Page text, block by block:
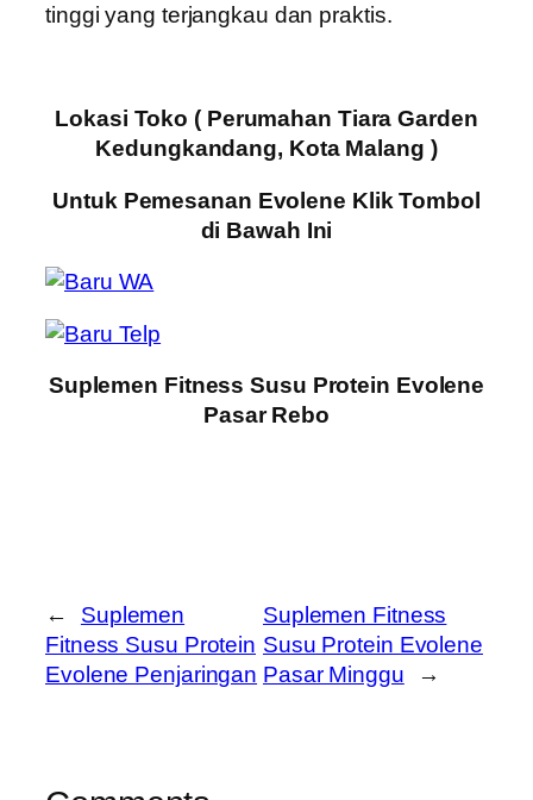
tinggi yang terjangkau dan praktis.
Lokasi Toko ( Perumahan Tiara Garden
Kedungkandang, Kota Malang )
Untuk Pemesanan Evolene Klik Tombol
di Bawah Ini
Suplemen Fitness Susu Protein Evolene
Pasar Rebo
←
Suplemen
Fitness Susu Protein
Evolene Penjaringan
Suplemen Fitness
Susu Protein Evolene
Pasar Minggu
→